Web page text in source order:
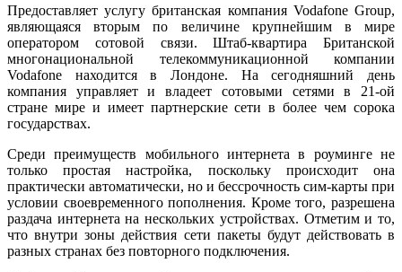
Предоставляет услугу британская компания Vodafone Group,
являющаяся вторым по величине крупнейшим в мире
оператором сотовой связи. Штаб-квартира Британской
многонациональной телекоммуникационной компании
Vodafone находится в Лондоне. На сегодняшний день
компания управляет и владеет сотовыми сетями в 21-ой
стране мире и имеет партнерские сети в более чем сорока
государствах.
Среди преимуществ мобильного интернета в роуминге не
только простая настройка, поскольку происходит она
практически автоматически, но и бессрочность сим-карты при
условии своевременного пополнения. Кроме того, разрешена
раздача интернета на нескольких устройствах. Отметим и то,
что внутри зоны действия сети пакеты будут действовать в
разных странах без повторного подключения.